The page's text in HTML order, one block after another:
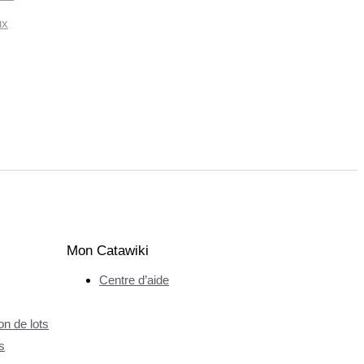
de lots
Mon Catawiki
Centre d’aide